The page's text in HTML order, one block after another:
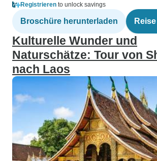
Registrieren to unlock savings
Broschüre herunterladen
Kulturelle Wunder und
Naturschätze: Tour von
nach Laos